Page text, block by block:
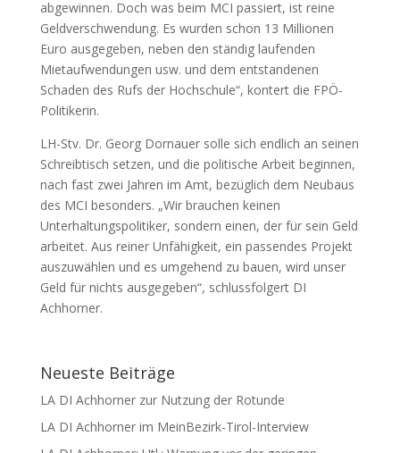
abgewinnen. Doch was beim MCI passiert, ist reine
Geldverschwendung. Es wurden schon 13 Millionen
Euro ausgegeben, neben den ständig laufenden
Mietaufwendungen usw. und dem entstandenen
Schaden des Rufs der Hochschule“, kontert die FPÖ-
Politikerin.
LH-Stv. Dr. Georg Dornauer solle sich endlich an seinen
Schreibtisch setzen, und die politische Arbeit beginnen,
nach fast zwei Jahren im Amt, bezüglich dem Neubaus
des MCI besonders. „Wir brauchen keinen
Unterhaltungspolitiker, sondern einen, der für sein Geld
arbeitet. Aus reiner Unfähigkeit, ein passendes Projekt
auszuwählen und es umgehend zu bauen, wird unser
Geld für nichts ausgegeben“, schlussfolgert DI
Achhorner.
Neueste Beiträge
LA DI Achhorner zur Nutzung der Rotunde
LA DI Achhorner im MeinBezirk-Tirol-Interview